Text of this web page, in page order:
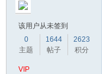
该用户从未签到
0
主题
1644
帖子
2623
积分
VIP